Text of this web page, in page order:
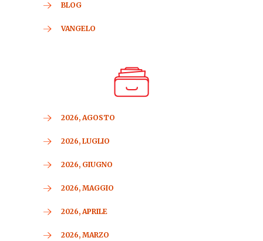
BLOG
VANGELO
2026, AGOSTO
2026, LUGLIO
2026, GIUGNO
2026, MAGGIO
2026, APRILE
2026, MARZO